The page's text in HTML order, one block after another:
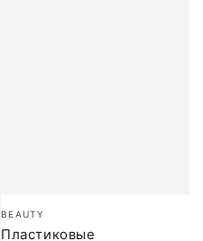
Бренд:
BEAUTY
Пластиковые